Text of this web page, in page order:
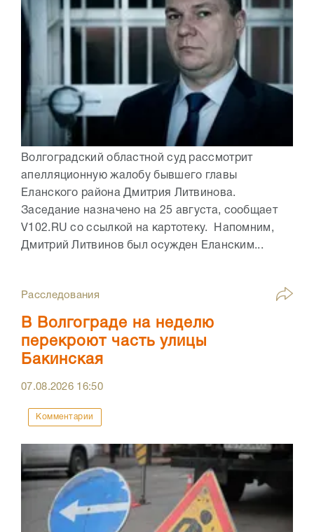
Волгоградский областной суд рассмотрит
апелляционную жалобу бывшего главы
Еланского района Дмитрия Литвинова.
Заседание назначено на 25 августа, сообщает
V102.RU со ссылкой на картотеку. Напомним,
Дмитрий Литвинов был осужден Еланским...
Расследования
В Волгограде на неделю
перекроют часть улицы
Бакинская
07.08.2026 16:50
Комментарии